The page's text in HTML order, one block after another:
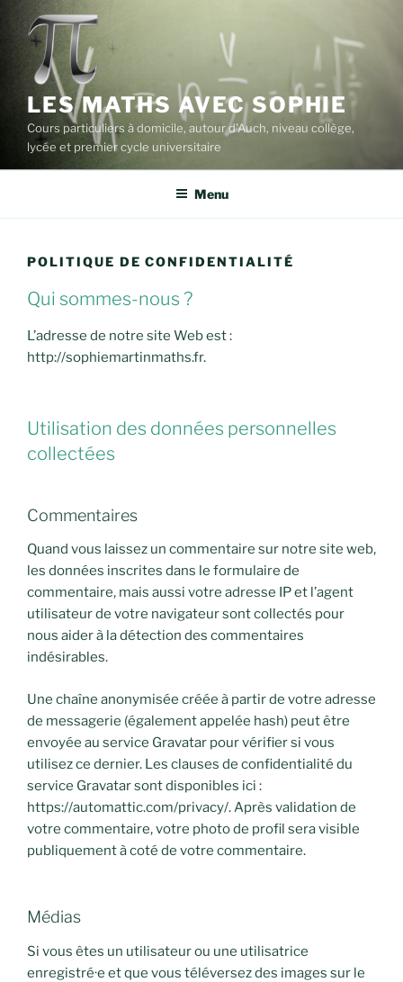
contenu
principal
LES MATHS AVEC SOPHIE
Cours particuliers à domicile, autour d'Auch, niveau collège,
lycée et premier cycle universitaire
Menu
POLITIQUE DE CONFIDENTIALITÉ
Qui sommes-nous ?
L’adresse de notre site Web est :
http://sophiemartinmaths.fr.
Utilisation des données personnelles
collectées
Commentaires
Quand vous laissez un commentaire sur notre site web,
les données inscrites dans le formulaire de
commentaire, mais aussi votre adresse IP et l’agent
utilisateur de votre navigateur sont collectés pour
nous aider à la détection des commentaires
indésirables.
Une chaîne anonymisée créée à partir de votre adresse
de messagerie (également appelée hash) peut être
envoyée au service Gravatar pour vérifier si vous
utilisez ce dernier. Les clauses de confidentialité du
service Gravatar sont disponibles ici :
https://automattic.com/privacy/. Après validation de
votre commentaire, votre photo de profil sera visible
publiquement à coté de votre commentaire.
Médias
Si vous êtes un utilisateur ou une utilisatrice
enregistré·e et que vous téléversez des images sur le